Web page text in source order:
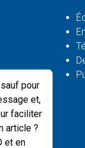
pour
et,
faciliter
article ?
et en